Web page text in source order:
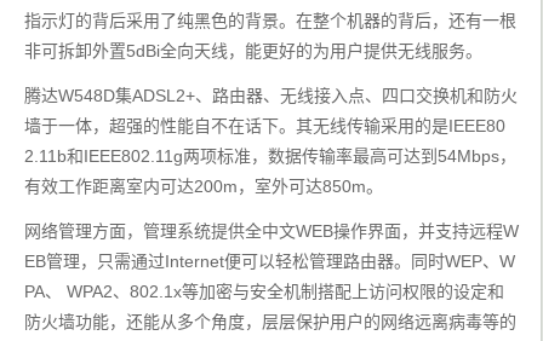
指示灯的背后采用了纯黑色的背景。在整个机器的背后，还有一根
非可拆卸外置5dBi全向天线，能更好的为用户提供无线服务。
腾达W548D集ADSL2+、路由器、无线接入点、四口交换机和防火
墙于一体，超强的性能自不在话下。其无线传输采用的是IEEE80
2.11b和IEEE802.11g两项标准，数据传输率最高可达到54Mbps，
有效工作距离室内可达200m，室外可达850m。
网络管理方面，管理系统提供全中文WEB操作界面，并支持远程W
EB管理，只需通过Internet便可以轻松管理路由器。同时WEP、W
PA、 WPA2、802.1x等加密与安全机制搭配上访问权限的设定和
防火墙功能，还能从多个角度，层层保护用户的网络远离病毒等的